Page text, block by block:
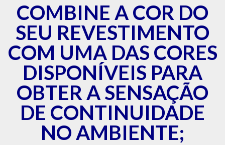
COMBINE A COR DO
SEU REVESTIMENTO
COM UMA DAS CORES
DISPONÍVEIS PARA
OBTER A SENSAÇÃO
DE CONTINUIDADE
NO AMBIENTE;